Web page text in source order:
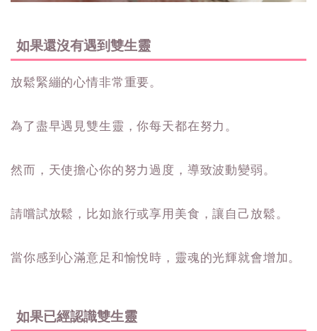
如果還沒有遇到雙生靈
放鬆緊繃的心情非常重要。
為了盡早遇見雙生靈，你每天都在努力。
然而，天使擔心你的努力過度，導致波動變弱。
請嚐試放鬆，比如旅行或享用美食，讓自己放鬆。
當你感到心滿意足和愉悅時，靈魂的光輝就會增加。
如果已經認識雙生靈